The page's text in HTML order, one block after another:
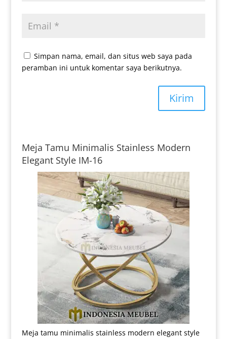
Simpan nama, email, dan situs web saya pada
peramban ini untuk komentar saya berikutnya.
Kirim
Meja Tamu Minimalis Stainless Modern
Elegant Style IM-16
Meja tamu minimalis stainless modern elegant style